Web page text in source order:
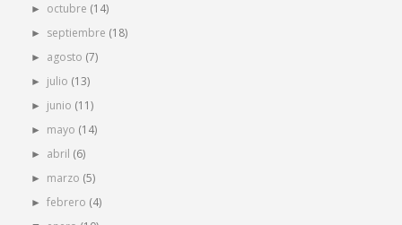
► octubre (14)
► septiembre (18)
► agosto (7)
► julio (13)
► junio (11)
► mayo (14)
► abril (6)
► marzo (5)
►febrero (4)